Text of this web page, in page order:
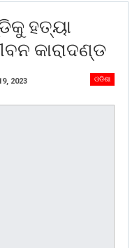
ହତ୍ୟା
କାରାଦଣ୍ଡ
ଓଡିଶା
2023